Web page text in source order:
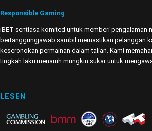
Responsible Gaming
iBET sentiasa komited untuk memberi pengalaman
bertanggungjawab sambil memastikan pelanggan
keseronokan permainan dalam talian. Kami
tingkah laku menaruh mungkin sukar untuk
LESEN